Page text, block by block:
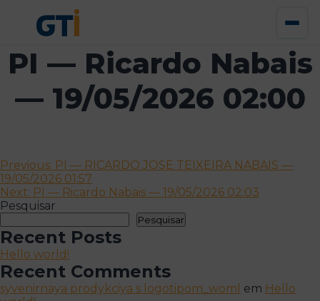
PI — Ricardo Nabais
— 19/05/2026 02:00
Navegação
de
artigos
Previous: PI — RICARDO JOSE TEIXEIRA NABAIS —
19/05/2026 01:57
Next: PI — Ricardo Nabais — 19/05/2026 02:03
Pesquisar
Pesquisar
Recent Posts
Hello world!
Recent Comments
syvenirnaya prodykciya s logotipom_woml em Hello